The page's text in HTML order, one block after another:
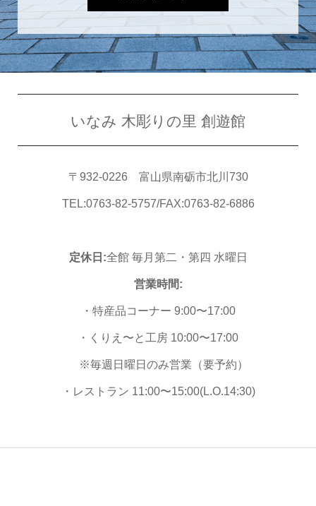
いなみ 木彫りの里 創遊館
〒932-0226 富山県南砺市北川730
TEL:0763-82-5757/FAX:0763-82-6886
定休日:全館 毎月第二・第四 水曜日
営業時間:
・特産品コーナー 9:00〜17:00
・くりえ〜と工房 10:00〜17:00
※毎週日曜日のみ営業（要予約）
・レストラン 11:00〜15:00(L.O.14:30)